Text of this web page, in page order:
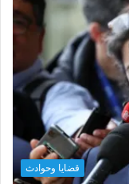
قضايا وحوادث